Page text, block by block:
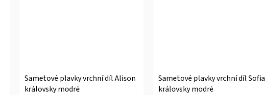
Sametové plavky vrchní díl Alison
královsky modré
Sametové plavky vrchní díl Sofia
královsky modré